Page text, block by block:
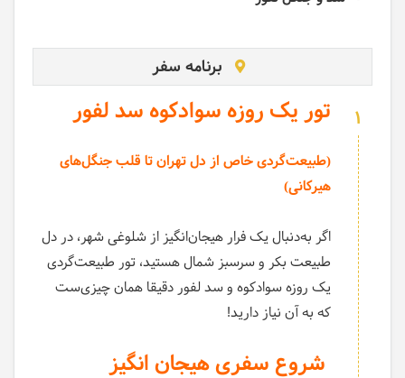
برنامه سفر
1 تور یک روزه سوادکوه سد لفور
(طبیعت‌گردی خاص از دل تهران تا قلب جنگل‌های
هیرکانی)
اگر به‌دنبال یک فرار هیجان‌انگیز از شلوغی شهر، در دل
طبیعت بکر و سرسبز شمال هستید، تور طبیعت‌گردی
یک روزه سوادکوه و سد لفور دقیقا همان چیزی‌ست
که به آن نیاز دارید!
شروع سفری هیجان انگیز